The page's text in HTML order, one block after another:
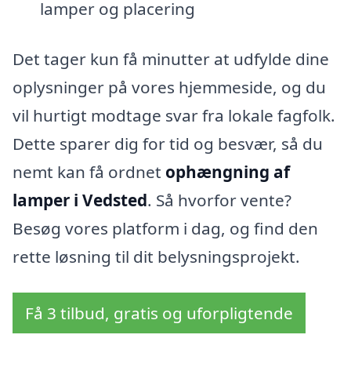
lamper og placering
Det tager kun få minutter at udfylde dine
oplysninger på vores hjemmeside, og du
vil hurtigt modtage svar fra lokale fagfolk.
Dette sparer dig for tid og besvær, så du
nemt kan få ordnet ophængning af
lamper i Vedsted. Så hvorfor vente?
Besøg vores platform i dag, og find den
rette løsning til dit belysningsprojekt.
Få 3 tilbud, gratis og uforpligtende